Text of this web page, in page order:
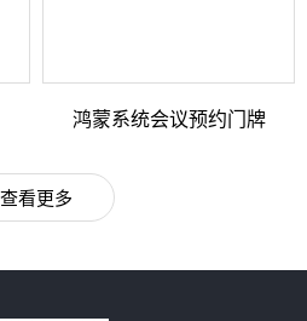
鸿蒙系统会议预约门牌
查看更多